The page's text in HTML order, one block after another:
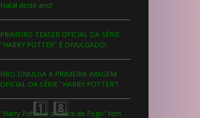
Natal deste ano!
PRIMEIRO TEASER OFICIAL DA SÉRIE
"HARRY POTTER" É DIVULGADO!
HBO DIVULGA A PRIMEIRA IMAGEM
OFICIAL DA SÉRIE "HARRY POTTER"!
"Harry Potter e o Cálice de Fogo" tem